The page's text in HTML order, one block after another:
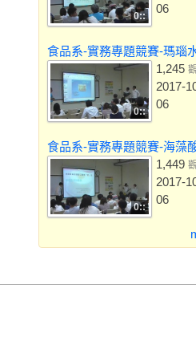
0::
06
0::
1,245
2017-
06
0::
1,449
2017-
06